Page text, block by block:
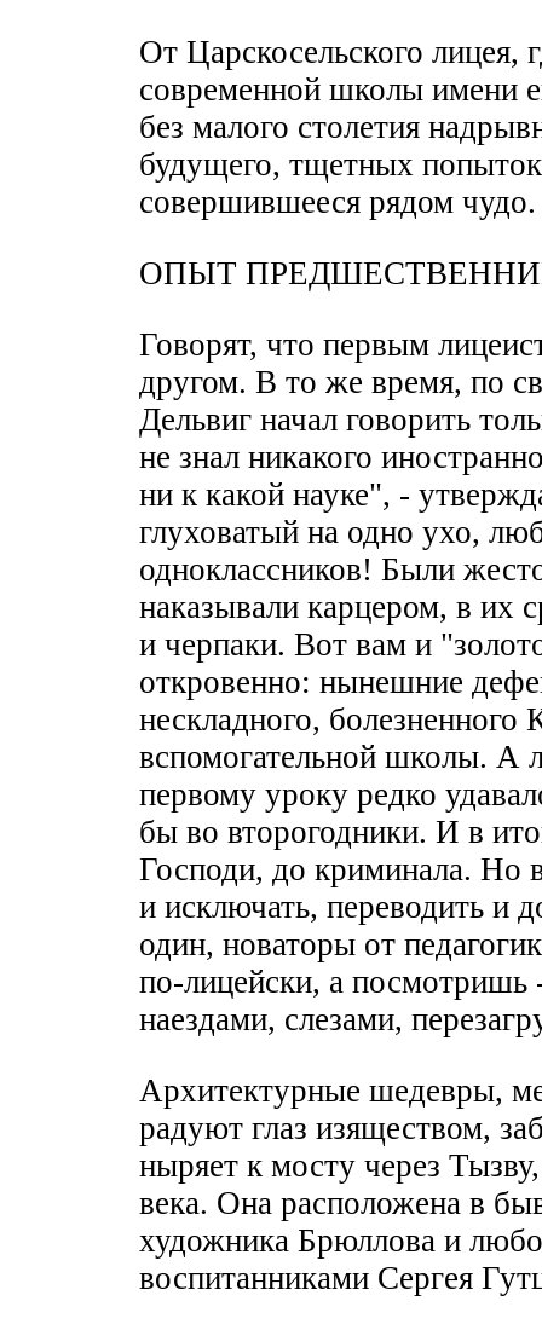
От Царскосельского
современной школы имени
без малого столетия
будущего, тщетных
совершившееся рядом чудо.
ОПЫТ
Говорят, что первым
другом. В то же время, по
Дельвиг начал говорить
не знал никакого
ни к какой науке", -
глуховатый на одно ухо,
одноклассников! Были
наказывали карцером, в их
и черпаки. Вот вам и
откровенно: нынешние
нескладного,
вспомогательной школы. А
первому уроку редко
бы во второгодники. И в
Господи, до криминала. Но
и исключать, переводить и
один, новаторы от
по-лицейски, а посмотришь
наездами, слезами,
Архитектурные шедевры,
радуют глаз изяществом,
ныряет к мосту через
века. Она расположена в
художника Брюллова и
воспитанниками Сергея